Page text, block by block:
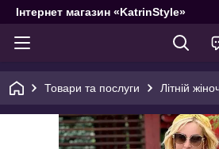
Інтернет магазин «KatrinStyle»
Товари та послуги Літній